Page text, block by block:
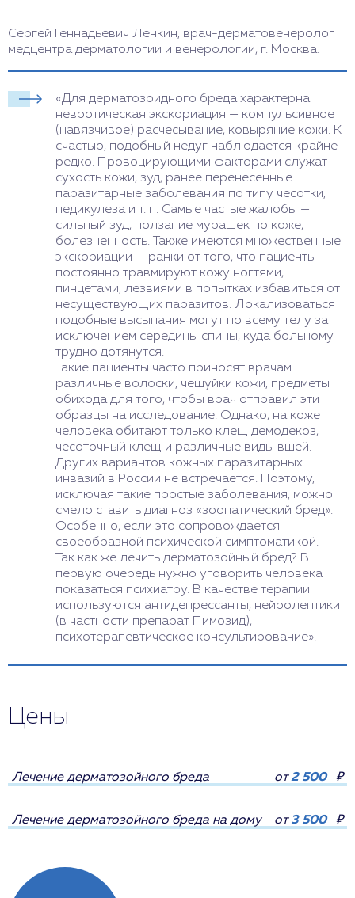
Сергей Геннадьевич Ленкин, врач-дерматовенеролог
медцентра дерматологии и венерологии, г. Москва:
«Для дерматозоидного бреда характерна
невротическая экскориация — компульсивное
(навязчивое) расчесывание, ковыряние кожи. К
счастью, подобный недуг наблюдается крайне
редко. Провоцирующими факторами служат
сухость кожи, зуд, ранее перенесенные
паразитарные заболевания по типу чесотки,
педикулеза и т. п. Самые частые жалобы —
сильный зуд, ползание мурашек по коже,
болезненность. Также имеются множественные
экскориации — ранки от того, что пациенты
постоянно травмируют кожу ногтями,
пинцетами, лезвиями в попытках избавиться от
несуществующих паразитов. Локализоваться
подобные высыпания могут по всему телу за
исключением середины спины, куда больному
трудно дотянутся.
Такие пациенты часто приносят врачам
различные волоски, чешуйки кожи, предметы
обихода для того, чтобы врач отправил эти
образцы на исследование. Однако, на коже
человека обитают только клещ демодекоз,
чесоточный клещ и различные виды вшей.
Других вариантов кожных паразитарных
инвазий в России не встречается. Поэтому,
исключая такие простые заболевания, можно
смело ставить диагноз «зоопатический бред».
Особенно, если это сопровождается
своеобразной психической симптоматикой.
Так как же лечить дерматозойный бред? В
первую очередь нужно уговорить человека
показаться психиатру. В качестве терапии
используются антидепрессанты, нейролептики
(в частности препарат Пимозид),
психотерапевтическое консультирование».
Цены
Лечение дерматозойного бреда от2 500 ₽
Лечение дерматозойного бреда на дому от3 500 ₽